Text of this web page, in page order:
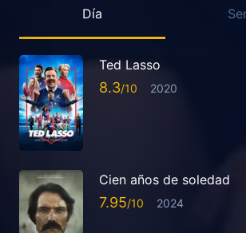
Día
Ted Lasso
8.3 2020
Cien años de soledad
7.95 2024